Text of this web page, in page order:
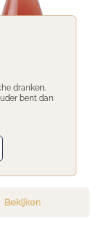
Bekijken
dranken.
bent dan